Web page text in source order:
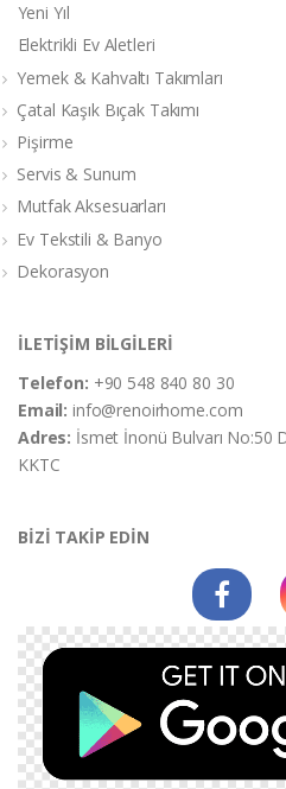
Yeni Yıl
Elektrikli Ev Aletleri
Yemek & Kahvaltı Takımları
Çatal Kaşık Bıçak Takımı
Pişirme
Servis & Sunum
Mutfak Aksesuarları
Ev Tekstili & Banyo
Dekorasyon
İLETİŞİM BİLGİLERİ
Telefon: +90 548 840 80 30
Email:info@renoirhome.com
Adres: İsmet İnonü Bulvarı No:50
KKTC
BİZİ TAKİP EDİN